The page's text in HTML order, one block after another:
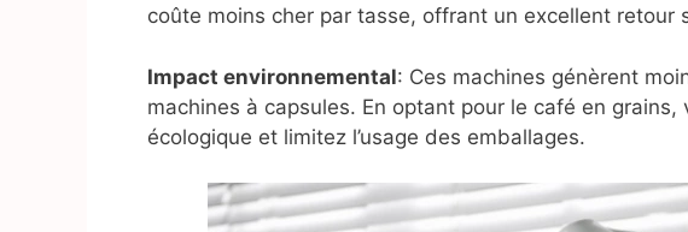
coûte moins cher par tasse, offrant un excellent retour
Impact environnemental: Ces machines génèrent
machines à capsules. En optant pour le café en
écologique et limitez l’usage des emballages.